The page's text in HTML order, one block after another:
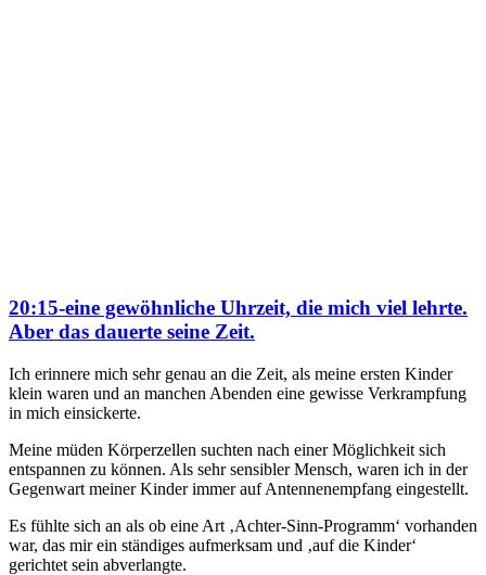
20:15-eine gewöhnliche Uhrzeit, die mich viel lehrte.
Aber das dauerte seine Zeit.
Ich erinnere mich sehr genau an die Zeit, als meine ersten Kinder
klein waren und an manchen Abenden eine gewisse Verkrampfung
in mich einsickerte.
Meine müden Körperzellen suchten nach einer Möglichkeit sich
entspannen zu können. Als sehr sensibler Mensch, waren ich in der
Gegenwart meiner Kinder immer auf Antennenempfang eingestellt.
Es fühlte sich an als ob eine Art ‚Achter-Sinn-Programm‘ vorhanden
war, das mir ein ständiges aufmerksam und ‚auf die Kinder‘
gerichtet sein abverlangte.